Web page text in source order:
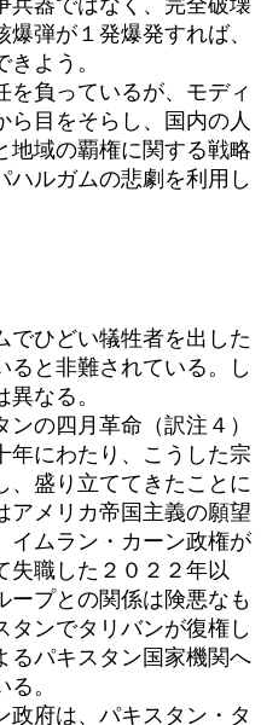
弾が１発爆発すれば、
よう。
負っているが、モディ
目をそらし、国内の人
地域の覇権に関する戦略
ハルガムの悲劇を利用し
ひどい犠牲者を出した
ると非難されている。し
なる。
の四月革命（訳注４）
年にわたり、こうした宗
、盛り立ててきたことに
アメリカ帝国主義の願望
イムラン・カーン政権が
失職した２０２２年以
ープとの関係は険悪なも
タンでタリバンが復権し
るパキスタン国家機関へ
。
府は、パキスタン・タ